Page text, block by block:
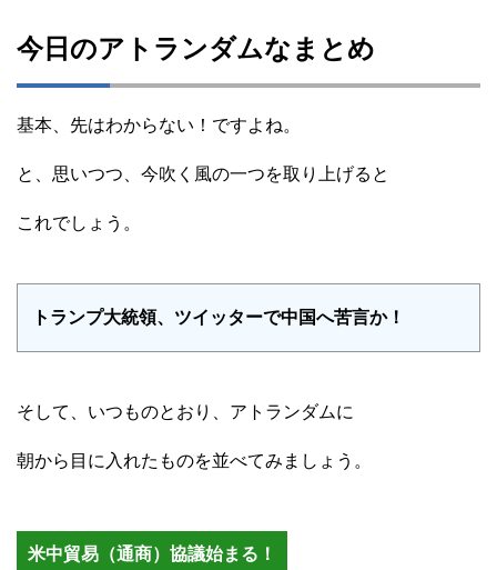
今日のアトランダムなまとめ
基本、先はわからない！ですよね。
と、思いつつ、今吹く風の一つを取り上げると
これでしょう。
トランプ大統領、ツイッターで中国へ苦言か！
そして、いつものとおり、アトランダムに
朝から目に入れたものを並べてみましょう。
米中貿易（通商）協議始まる！